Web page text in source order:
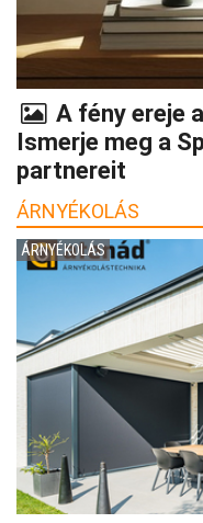
A fény ereje
Ismerje meg a
partnereit
ÁRNYÉKOLÁS
ÁRNYÉKOLÁS